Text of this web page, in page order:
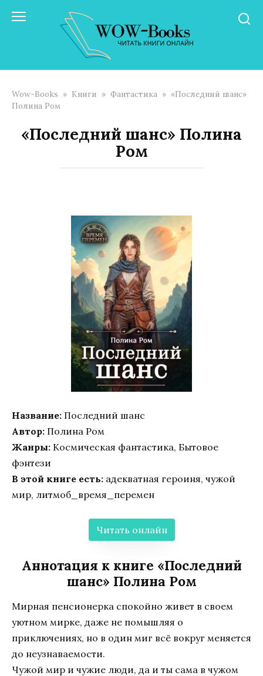
Wow-Books » Книги » Фантастика » «Последний шанс»
Полина Ром
«Последний шанс» Полина
Ром
Название: Последний шанс
Автор: Полина Ром
Жанры: Космическая фантастика, Бытовое
фэнтези
В этой книге есть: адекватная героиня, чужой
мир, литмоб_время_перемен
Читать онлайн
Аннотация к книге «Последний
шанс» Полина Ром
Мирная пенсионерка спокойно живет в своем
уютном мирке, даже не помышляя о
приключениях, но в один миг всё вокруг меняется
до неузнаваемости.
Чужой мир и чужие люди, да и ты сама в чужом